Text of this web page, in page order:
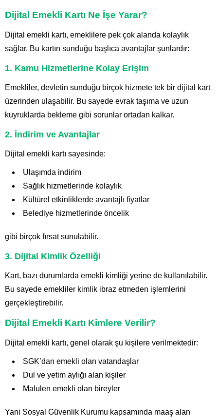
Dijital Emekli Kartı Ne İşe Yarar?
Dijital emekli kartı, emeklilere pek çok alanda kolaylık
sağlar. Bu kartın sunduğu başlıca avantajlar şunlardır:
1. Kamu Hizmetlerine Kolay Erişim
Emekliler, devletin sunduğu birçok hizmete tek bir dijital kart
üzerinden ulaşabilir. Bu sayede evrak taşıma ve uzun
kuyruklarda bekleme gibi sorunlar ortadan kalkar.
2. İndirim ve Avantajlar
Dijital emekli kartı sayesinde:
Ulaşımda indirim
Sağlık hizmetlerinde kolaylık
Kültürel etkinliklerde avantajlı fiyatlar
Belediye hizmetlerinde öncelik
gibi birçok fırsat sunulabilir.
3. Dijital Kimlik Özelliği
Kart, bazı durumlarda emekli kimliği yerine de kullanılabilir.
Bu sayede emekliler kimlik ibraz etmeden işlemlerini
gerçekleştirebilir.
Dijital Emekli Kartı Kimlere Verilir?
Dijital emekli kartı, genel olarak şu kişilere verilmektedir:
SGK’dan emekli olan vatandaşlar
Dul ve yetim aylığı alan kişiler
Malulen emekli olan bireyler
Yani Sosyal Güvenlik Kurumu kapsamında maaş alan